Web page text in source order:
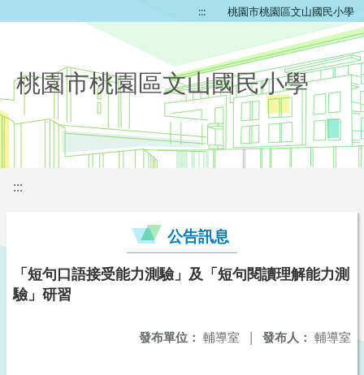
::: 桃園市桃園區文山國民小學
桃園市桃園區文山國民小學
:::
公告訊息
「短句口語接受能力測驗」及「短句閱讀理解能力測
驗」研習
發布人： 輔導室
發布單位： 輔導室 |